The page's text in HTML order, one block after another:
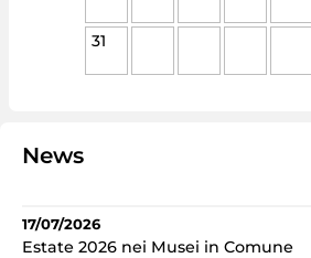
31
News
17/07/2026
Estate 2026 nei Musei in Comune